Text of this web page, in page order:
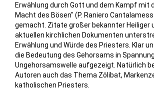
Erwählung durch Gott und dem Kampf mit
Macht des Bösen" (P. Raniero
gemacht. Zitate großer bekannter Heiliger
aktuellen kirchlichen Dokumenten
Erwählung und Würde des Priesters. Klar
die Bedeutung des Gehorsams in
Ungehorsamswelle aufgezeigt. Natürlich
Autoren auch das Thema Zölibat,
katholischen Priesters.